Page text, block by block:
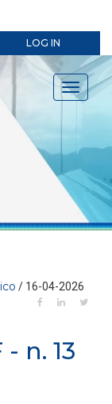
LOG IN
Toggle
/ 16-04-2026
n. 13